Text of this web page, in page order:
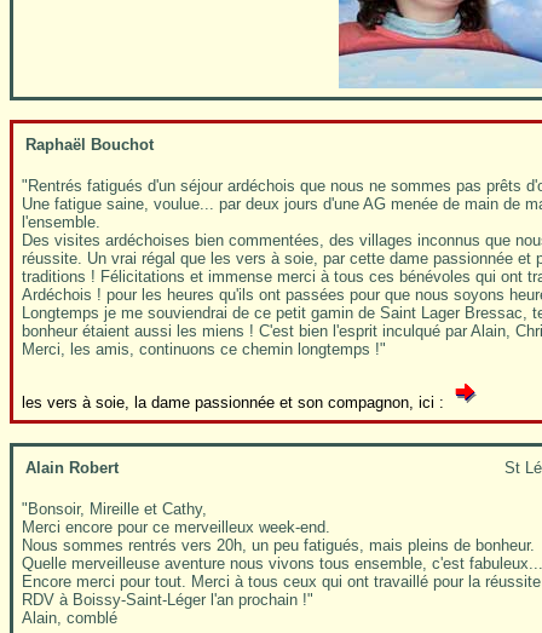
Raphaël Bouchot
"Rentrés fatigués d'un séjour ardéchois que nous ne sommes pas prêts
Une fatigue saine, voulue... par deux jours d'une AG menée de main de
l'ensemble.
Des visites ardéchoises bien commentées, des villages inconnus que
réussite. Un vrai régal que les vers à soie, par cette dame passionnée
traditions ! Félicitations et immense merci à tous ces bénévoles qui ont
Ardéchois ! pour les heures qu'ils ont passées pour que nous soyons
Longtemps je me souviendrai de ce petit gamin de Saint Lager
bonheur étaient aussi les miens ! C'est bien l'esprit inculqué par Alain,
Merci, les amis, continuons ce chemin longtemps !"
les vers à soie, la dame passionnée et son compagnon, ici :
Alain Robert St
"Bonsoir, Mireille et Cathy,
Merci encore pour ce merveilleux week-end.
Nous sommes rentrés vers 20h, un peu fatigués, mais pleins de bonheur.
Quelle merveilleuse aventure nous vivons tous ensemble, c'est fabuleux...
Encore merci pour tout. Merci à tous ceux qui ont travaillé pour la
RDV à Boissy-Saint-Léger l'an prochain !"
Alain, comblé